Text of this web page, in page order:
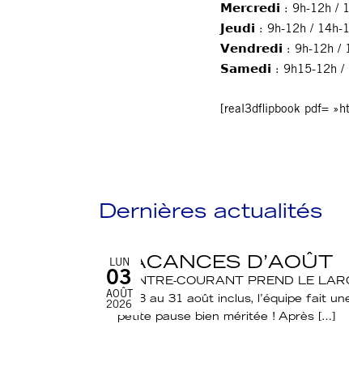
𝗠𝗲𝗿𝗰𝗿𝗲𝗱𝗶 : 9h-12h /
𝗝𝗲𝘂𝗱𝗶 : 9h-12h / 14h-
𝗩𝗲𝗻𝗱𝗿𝗲𝗱𝗶 : 9h-12h /
𝗦𝗮𝗺𝗲𝗱𝗶 : 9h15-12h /
[real3dflipbook pdf=
Dernières actualités
VACANCES D’AOÛT
CONTRE-COURANT PREND LE
Du 3 au 31 août inclus, l’équipe fait
petite pause bien méritée ! Après […]
LUN
03
AOÛT
2026